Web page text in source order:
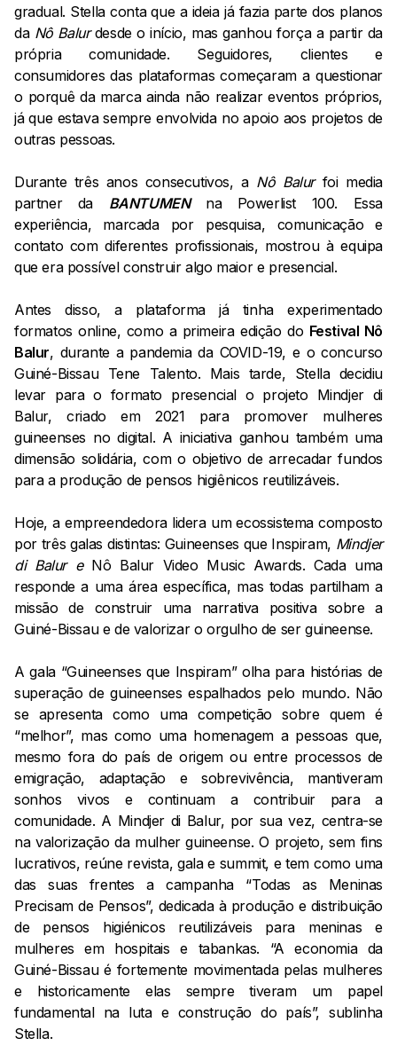
gradual. Stella conta que a ideia já fazia parte dos planos
da Nô Balurdesde o início, mas ganhou força a partir da
própria comunidade. Seguidores, clientes e
consumidores das plataformas começaram a questionar
o porquê da marca ainda não realizar eventos próprios,
já que estava sempre envolvida no apoio aos projetos de
outras pessoas.
Durante três anos consecutivos, a Nô Balurfoi media
partner da BANTUMENna Powerlist 100. Essa
experiência, marcada por pesquisa, comunicação e
contato com diferentes profissionais, mostrou à equipa
que era possível construir algo maior e presencial.
Antes disso, a plataforma já tinha experimentado
formatos online, como a primeira edição do Festival Nô
Balur, durante a pandemia da COVID-19, e o concurso
Guiné-Bissau Tene Talento. Mais tarde, Stella decidiu
levar para o formato presencial o projeto Mindjer di
Balur, criado em 2021 para promover mulheres
guineenses no digital. A iniciativa ganhou também uma
dimensão solidária, com o objetivo de arrecadar fundos
para a produção de pensos higiênicos reutilizáveis.
Hoje, a empreendedora lidera um ecossistema composto
por três galas distintas: Guineenses que Inspiram, Mindjer
di Balur e Nô Balur Video Music Awards. Cada uma
responde a uma área específica, mas todas partilham a
missão de construir uma narrativa positiva sobre a
Guiné-Bissau e de valorizar o orgulho de ser guineense.
A gala “Guineenses que Inspiram” olha para histórias de
superação de guineenses espalhados pelo mundo. Não
se apresenta como uma competição sobre quem é
“melhor”, mas como uma homenagem a pessoas que,
mesmo fora do país de origem ou entre processos de
emigração, adaptação e sobrevivência, mantiveram
sonhos vivos e continuam a contribuir para a
comunidade. A Mindjer di Balur, por sua vez, centra-se
na valorização da mulher guineense. O projeto, sem fins
lucrativos, reúne revista, gala e summit, e tem como uma
das suas frentes a campanha “Todas as Meninas
Precisam de Pensos”, dedicada à produção e distribuição
de pensos higiénicos reutilizáveis para meninas e
mulheres em hospitais e tabankas. “A economia da
Guiné-Bissau é fortemente movimentada pelas mulheres
e historicamente elas sempre tiveram um papel
fundamental na luta e construção do país”, sublinha
Stella.